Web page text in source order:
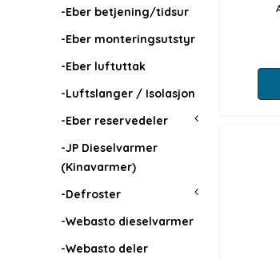
-Eber betjening/tidsur
-Eber monteringsutstyr
-Eber luftuttak
-Luftslanger / Isolasjon
-Eber reservedeler
-JP Dieselvarmer
(Kinavarmer)
-Defroster
-Webasto dieselvarmer
-Webasto deler